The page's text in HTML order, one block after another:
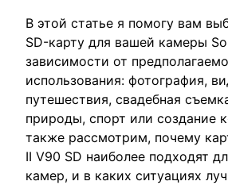
В этой статье я помогу вам
SD-карту для вашей камеры
зависимости от
использования: фотография,
путешествия, свадебная
природы, спорт или создание
также рассмотрим, почему
II V90 SD наиболее подходят
камер, и в каких ситуациях